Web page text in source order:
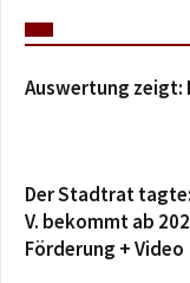
Auswertung zeigt:
Der Stadtrat
V. bekommt ab
Förderung + Video